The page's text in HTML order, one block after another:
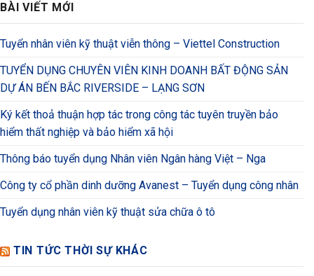
BÀI VIẾT MỚI
Tuyển nhân viên kỹ thuật viễn thông – Viettel Construction
TUYỂN DỤNG CHUYÊN VIÊN KINH DOANH BẤT ĐỘNG SẢN
DỰ ÁN BẾN BẮC RIVERSIDE – LẠNG SƠN
Ký kết thoả thuận hợp tác trong công tác tuyên truyền bảo
hiểm thất nghiệp và bảo hiểm xã hội
Thông báo tuyển dụng Nhân viên Ngân hàng Việt – Nga
Công ty cổ phần dinh dưỡng Avanest – Tuyển dụng công nhân
Tuyển dụng nhân viên kỹ thuật sửa chữa ô tô
TIN TỨC THỜI SỰ KHÁC